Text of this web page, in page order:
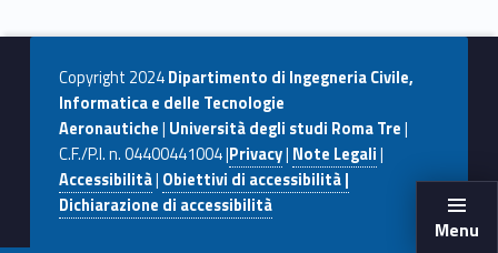
Menu
Copyright 2024Dipartimento di Ingegneria Civile,
Informatica e delle Tecnologie
Aeronautiche| Università degli studi Roma Tre|
C.F./P.I. n. 04400441004 |Privacy| Note Legali|
Accessibilità| Obiettivi di accessibilità |
Dichiarazione di accessibilità